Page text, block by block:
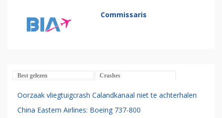
Commissaris
Best gelezen Crashes
Oorzaak vliegtuigcrash Calandkanaal niet te achterhalen
China Eastern Airlines: Boeing 737-800